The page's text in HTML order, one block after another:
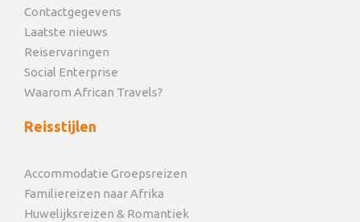
Contactgegevens
Laatste nieuws
Reiservaringen
Social Enterprise
Waarom African Travels?
Reisstijlen
Accommodatie Groepsreizen
Familiereizen naar Afrika
Huwelijksreizen & Romantiek